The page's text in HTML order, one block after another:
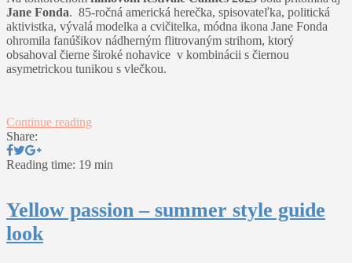
Jane Fonda. 85-ročná americká herečka, spisovateľka, politická
aktivistka, vývalá modelka a cvičitelka, módna ikona Jane Fonda
ohromila fanúšikov nádherným flitrovaným strihom, ktorý
obsahoval čierne široké nohavice v kombinácii s čiernou
asymetrickou tunikou s vlečkou.
Continue reading
Share:
Reading time: 19 min
Yellow passion – summer style guide
look